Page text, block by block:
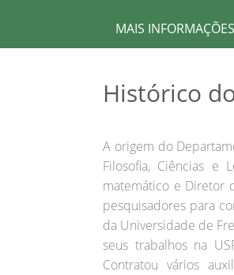
MAIS INFORMAÇÕES
Histórico
A origem do
Filosofia, Ciências e
matemático e Diretor
pesquisadores para
da Universidade de
seus trabalhos na
Contratou vários